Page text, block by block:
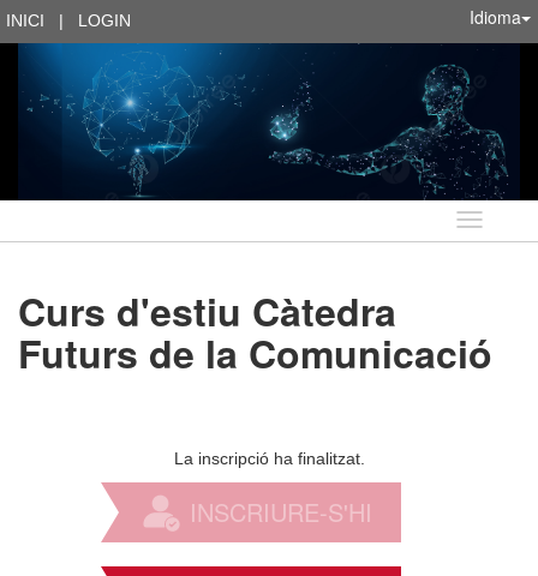
INICI | LOGIN Idioma
Idioma
Curs d'estiu Càtedra
Futurs de la Comunicació
La inscripció ha finalitzat.
INSCRIURE-S'HI